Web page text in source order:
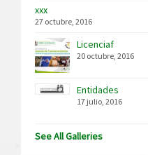
xxx
27 octubre, 2016
Licenciaf
20 octubre, 2016
Entidades
17 julio, 2016
See All Galleries